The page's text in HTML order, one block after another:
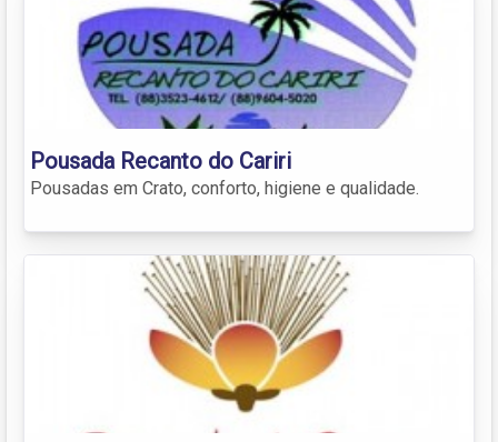
Pousada Recanto do Cariri
Pousadas em Crato, conforto, higiene e qualidade.